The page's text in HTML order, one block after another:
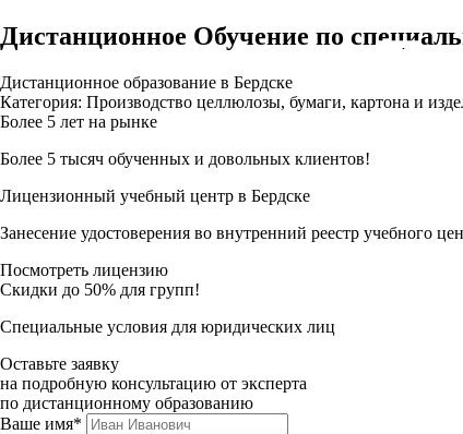
Дистанционное Обучение по
Дистанционное образование в Бердске
Категория: Производство целлюлозы, бумаги, картона и
Более 5 лет на рынке
Более 5 тысяч обученных и довольных клиентов!
Лицензионный учебный центр в Бердске
Занесение удостоверения во внутренний реестр учебного
Посмотреть лицензию
Скидки до 50% для групп!
Специальные условия для юридических лиц
Оставьте заявку
на подробную консультацию от эксперта
по дистанционному образованию
Ваше имя*